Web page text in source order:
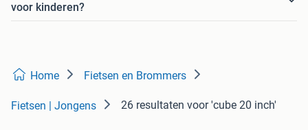
voor kinderen?
Home Fietsen en Brommers
Fietsen | Jongens 26 resultaten voor 'cube 20 inch'